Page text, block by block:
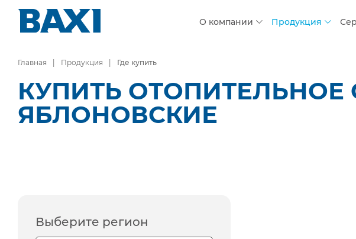
О компании Продукция
Главная Продукция Где купить
КУПИТЬ ОТОПИТЕЛЬНОЕ
ЯБЛОНОВСКИЕ
Выберите регион